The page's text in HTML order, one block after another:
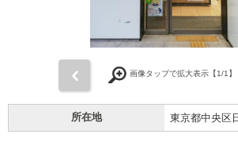
画像タップで拡大表示【1/1】
所在地 東京都中央区